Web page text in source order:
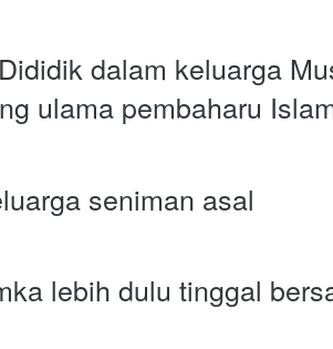
dalam keluarga
ulama pembaharu
seniman asal
lebih dulu tinggal